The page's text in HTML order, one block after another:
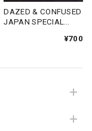
DAZED & CONFUSED
JAPAN SPECIAL
¥700